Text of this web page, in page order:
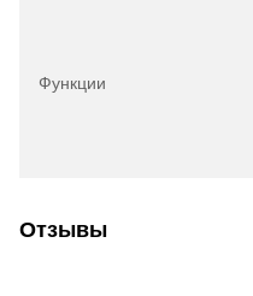
Функции
Отзывы